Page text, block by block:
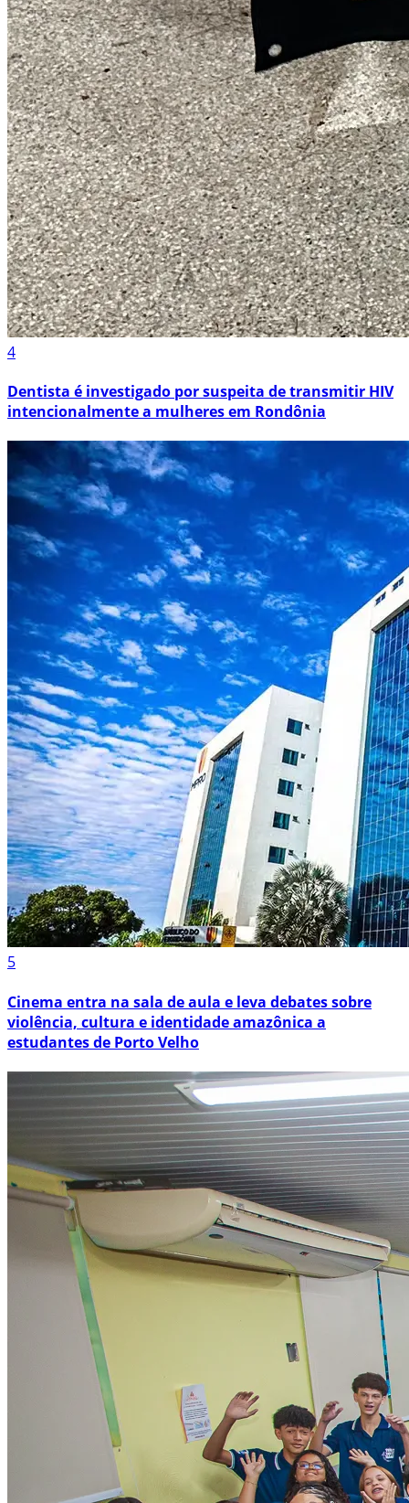
4
Dentista é investigado por suspeita de transmitir HIV
intencionalmente a mulheres em Rondônia
5
Cinema entra na sala de aula e leva debates sobre
violência, cultura e identidade amazônica a
estudantes de Porto Velho